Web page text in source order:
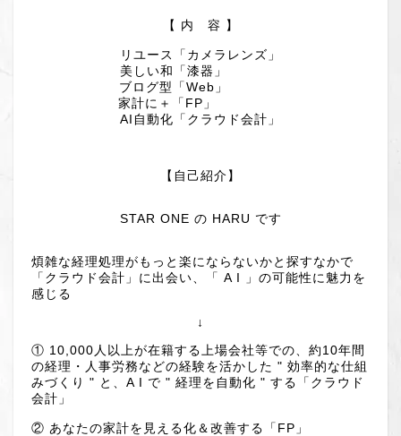
【 内 容 】
リユース「カメラレンズ」
美しい和「漆器」
ブログ型「Web」
家計に＋「FP」
AI自動化「クラウド会計」
【自己紹介】
STAR ONE の HARU です
煩雑な経理処理がもっと楽にならないかと探すなかで
「クラウド会計」に出会い、「 A I 」の可能性に魅力を
感じる
↓
① 10,000人以上が在籍する上場会社等での、約10年間
の経理・人事労務などの経験を活かした " 効率的な仕組
みづくり " と、A I で " 経理を自動化 " する「クラウド
会計」
② あなたの家計を見える化＆改善する「FP」